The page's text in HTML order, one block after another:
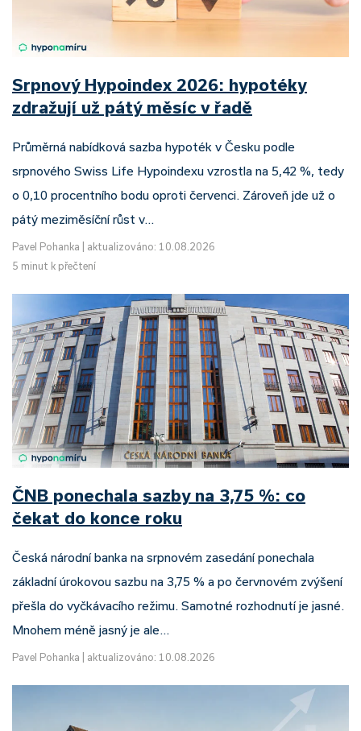
Srpnový Hypoindex 2026: hypotéky
zdražují už pátý měsíc v řadě
Průměrná nabídková sazba hypoték v Česku podle
srpnového Swiss Life Hypoindexu vzrostla na 5,42 %, tedy
o 0,10 procentního bodu oproti červenci. Zároveň jde už o
pátý meziměsíční růst v…
Pavel Pohanka
aktualizováno: 10.08.2026
5 minut k přečtení
ČNB ponechala sazby na 3,75 %: co
čekat do konce roku
Česká národní banka na srpnovém zasedání ponechala
základní úrokovou sazbu na 3,75 % a po červnovém zvýšení
přešla do vyčkávacího režimu. Samotné rozhodnutí je jasné.
Mnohem méně jasný je ale…
Pavel Pohanka aktualizováno: 10.08.2026